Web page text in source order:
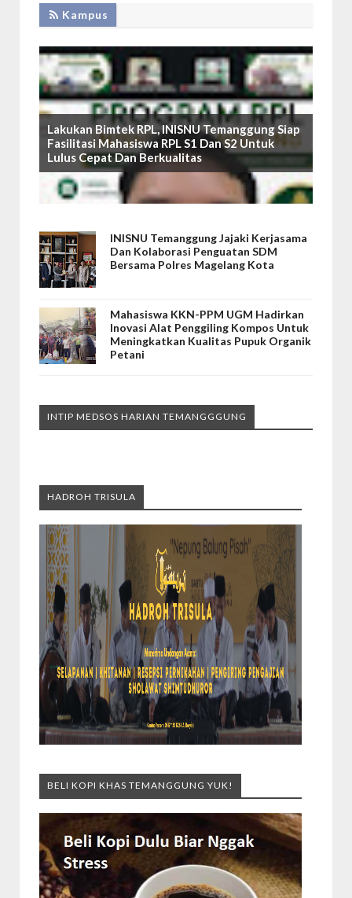
Kampus
Lakukan Bimtek RPL, INISNU Temanggung Siap
Fasilitasi Mahasiswa RPL S1 Dan S2 Untuk
Lulus Cepat Dan Berkualitas
INISNU Temanggung Jajaki Kerjasama
Dan Kolaborasi Penguatan SDM
Bersama Polres Magelang Kota
Mahasiswa KKN-PPM UGM Hadirkan
Inovasi Alat Penggiling Kompos Untuk
Meningkatkan Kualitas Pupuk Organik
Petani
INTIP MEDSOS HARIAN TEMANGGGUNG
HADROH TRISULA
BELI KOPI KHAS TEMANGGUNG YUK!